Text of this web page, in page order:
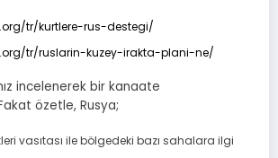
tr/kurtlere-rus-destegi/
tr/ruslarin-kuzey-irakta-plani-ne/
incelenerek bir kanaate
özetle, Rusya;
vasıtası ile bölgedeki bazı sahalara ilgi